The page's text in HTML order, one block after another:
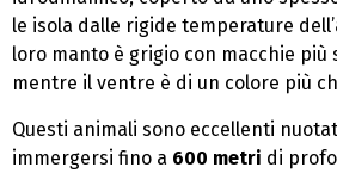
le isola dalle rigide temperature
loro manto è grigio con macchie più
mentre il ventre è di un colore più
Questi animali sono eccellenti
immergersi fino a 600 metri di